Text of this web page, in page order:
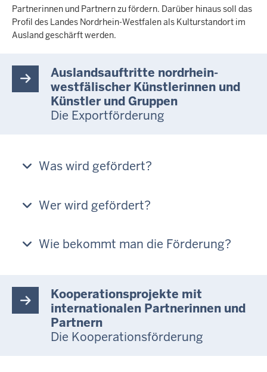
Partnerinnen und Partnern zu fördern. Darüber hinaus soll das
Profil des Landes Nordrhein-Westfalen als Kulturstandort im
Ausland geschärft werden.
Auslandsauftritte nordrhein-
westfälischer Künstlerinnen und
Künstler und Gruppen
Die Exportförderung
Was wird gefördert?
Wer wird gefördert?
Wie bekommt man die Förderung?
Kooperationsprojekte mit
internationalen Partnerinnen und
Partnern
Die Kooperationsförderung